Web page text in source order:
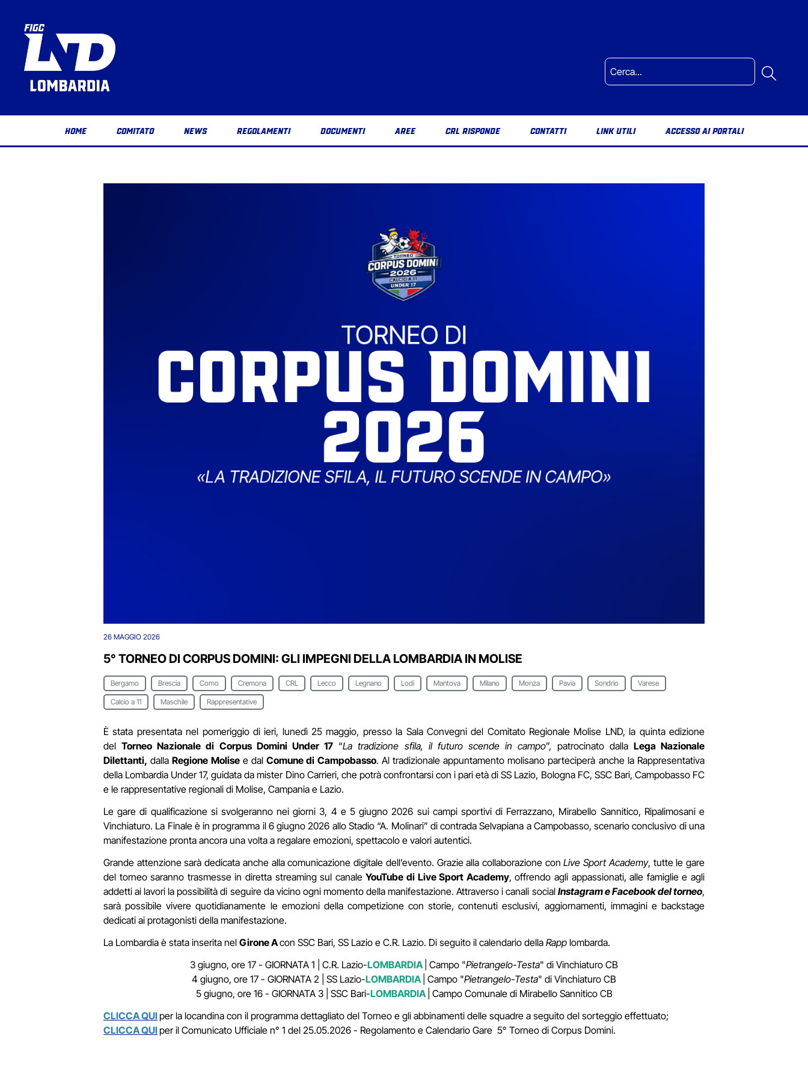
HOME COMITATO NEWS REGOLAMENTI DOCUMENTI AREE CRL RISPONDE CONTATTI LINK UTILI ACCESSO AI PORTALI
26 MAGGIO 2026
5° TORNEO DI CORPUS DOMINI: GLI IMPEGNI DELLA LOMBARDIA IN MOLISE
Bergamo Brescia Como Cremona CRL Lecco Legnano Lodi Mantova Milano Monza Pavia Sondrio Varese
Calcio a 11 Maschile Rappresentative
È stata presentata nel pomeriggio di ieri, lunedì 25 maggio, presso la Sala Convegni del Comitato Regionale Molise LND, la quinta edizione
delTorneo Nazionale di Corpus Domini Under 17 “La tradizione sfila, il futuro scende in campo”, patrocinato dalla Lega Nazionale
Dilettanti, dallaRegione Molisee dalComune di Campobasso. Al tradizionale appuntamento molisano parteciperà anche la Rappresentativa
della Lombardia Under 17, guidata da mister Dino Carrieri, che potrà confrontarsi con i pari età di SS Lazio, Bologna FC, SSC Bari, Campobasso FC
e le rappresentative regionali di Molise, Campania e Lazio.
Le gare di qualificazione si svolgeranno nei giorni 3, 4 e 5 giugno 2026 sui campi sportivi di Ferrazzano, Mirabello Sannitico, Ripalimosani e
Vinchiaturo. La Finale è in programma il 6 giugno 2026 allo Stadio “A. Molinari” di contrada Selvapiana a Campobasso, scenario conclusivo di una
manifestazione pronta ancora una volta a regalare emozioni, spettacolo e valori autentici.
Grande attenzione sarà dedicata anche alla comunicazione digitale dell’evento. Grazie alla collaborazione conLive Sport Academy, tutte le gare
del torneo saranno trasmesse in diretta streaming sul canaleYouTube di Live Sport Academy, offrendo agli appassionati, alle famiglie e agli
addetti ai lavori la possibilità di seguire da vicino ogni momento della manifestazione. Attraverso i canali social Instagram e Facebook del torneo,
sarà possibile vivere quotidianamente le emozioni della competizione con storie, contenuti esclusivi, aggiornamenti, immagini e backstage
dedicati ai protagonisti della manifestazione.
La Lombardia è stata inserita nel Girone Acon SSC Bari, SS Lazio e C.R. Lazio. Di seguito il calendario della Rapp lombarda.
3 giugno, ore 17 - GIORNATA 1 | C.R. Lazio-LOMBARDIA | Campo "Pietrangelo-Testa" di Vinchiaturo CB
4 giugno, ore 17 - GIORNATA 2 | SS Lazio-LOMBARDIA | Campo "Pietrangelo-Testa" di Vinchiaturo CB
5 giugno, ore 16 - GIORNATA 3 | SSC Bari-LOMBARDIA | Campo Comunale di Mirabello Sannitico CB
CLICCA QUIper la locandina con il programma dettagliato del Torneo e gli abbinamenti delle squadre a seguito del sorteggio effettuato;
CLICCA QUIper il Comunicato Ufficiale n° 1 del 25.05.2026 - Regolamento e Calendario Gare 5° Torneo di Corpus Domini.